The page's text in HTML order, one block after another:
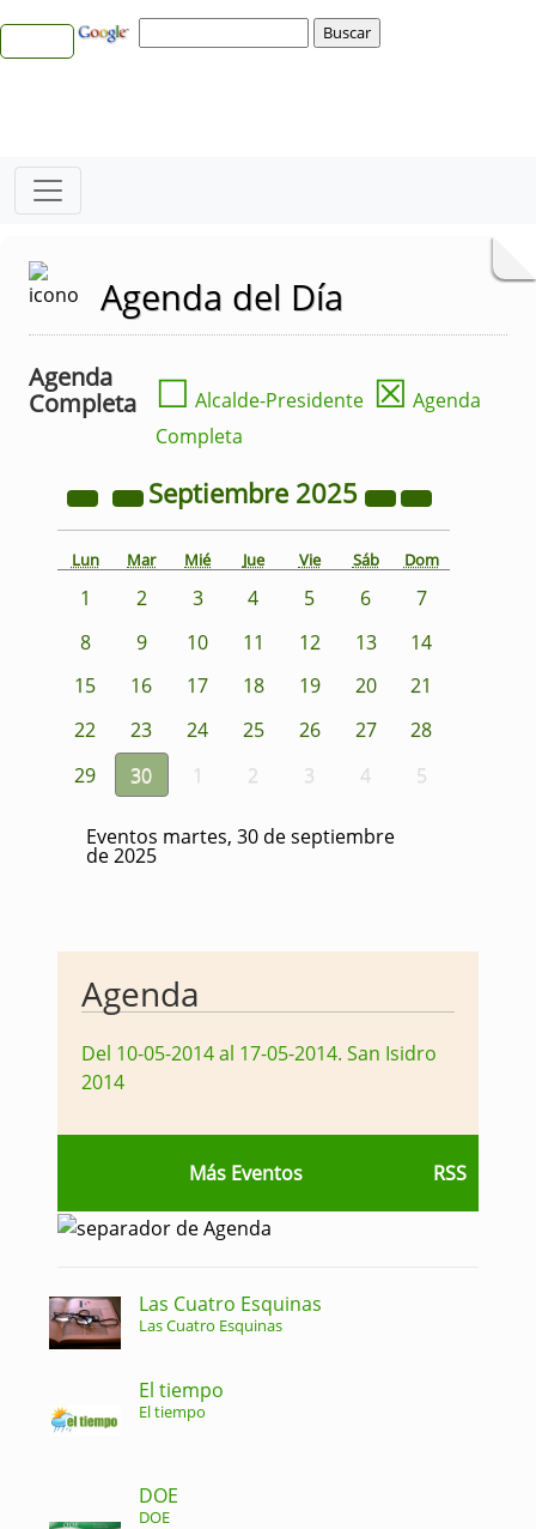
Agenda del Día
Agenda
Completa
☐ Alcalde-Presidente ☒ Agenda
Completa
Septiembre 2025
Lun Mar Mié Jue Vie Sáb Dom
1 2 3 4 5 6
7
8
9 10 11 12 13
14
15
16 17 18 19 20
21
22
23 24 25 26 27
28
29
30 1 2 3 4 5
Eventos martes, 30 de septiembre
de 2025
Agenda
Del 10-05-2014 al 17-05-2014. San Isidro
2014
Más Eventos RSS
Las Cuatro Esquinas
Las Cuatro Esquinas
El tiempo
El tiempo
DOE
DOE